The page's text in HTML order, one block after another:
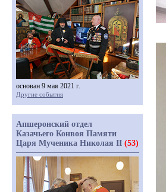
основан 9 мая 2021 г.
Другие события
Апшеронский отдел
Казачьего Конвоя Памяти
Царя Мученика Николая II (53)